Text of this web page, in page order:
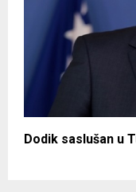
Dodik saslušan u